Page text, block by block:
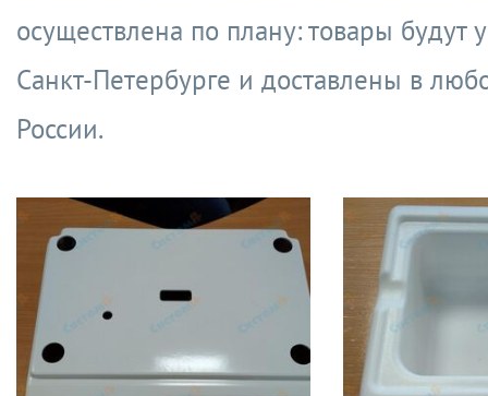
осуществлена по плану: товары будут
Санкт-Петербурге и доставлены в
России.